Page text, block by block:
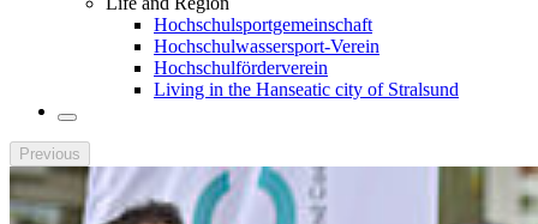
Hochschulsportgemeinschaft
Hochschulwassersport-Verein
Hochschulförderverein
Living in the Hanseatic city of Stralsund
Previous